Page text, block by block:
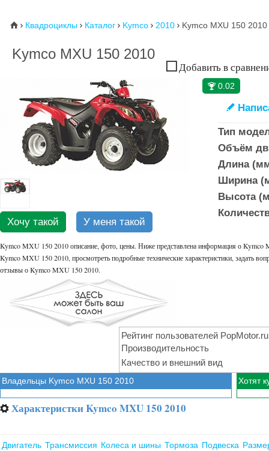
⌂  Квадроциклы  Каталог  Kymco  2010  Kymco MXU 150 2010
Kymco MXU 150 2010
Добавить в
Хочу такой У меня такой
🏆 0.02
✎
Тип
Объём
Длина
Ширина
Высота
Kymco MXU 150 2010 описание, фото, цены. Ниже представлена информация о Kymco
Kymco MXU 150 2010, просмотреть подробные технические характеристики, задать
отзывы о Kymco MXU 150 2010.
Рейтинг пользователей PopMotor.ru
Производительность
Качество и внешний вид
Владельцы Kymco MXU 150 2010 Хотят
⚙ Характеристки Kymco MXU 150 2010
Двигатель Трансмиссия Колеса и шины Тормоза Подвеска